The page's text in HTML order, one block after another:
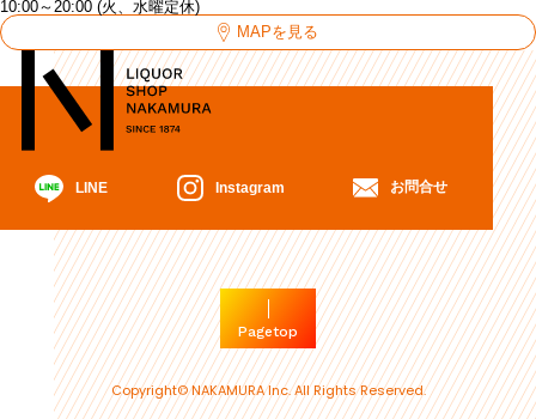
10:00～20:00 (火、水曜定休)
MAPを見る
LINE Instagram お問合せ
Pagetop
Copyright© NAKAMURA Inc. All Rights Reserved.